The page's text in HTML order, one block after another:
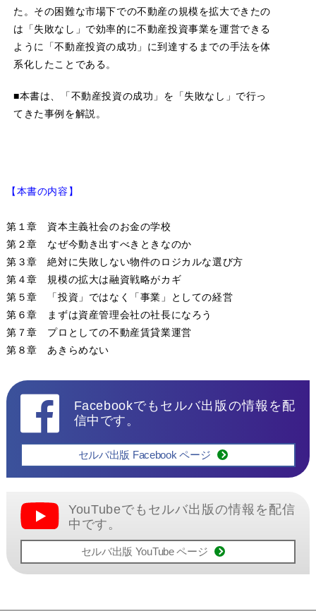
た。その困難な市場下での不動産の規模を拡大できたの
は「失敗なし」で効率的に不動産投資事業を運営できる
ように「不動産投資の成功」に到達するまでの手法を体
系化したことである。
■本書は、「不動産投資の成功」を「失敗なし」で行っ
てきた事例を解説。
【本書の内容】
第１章 資本主義社会のお金の学校
第２章 なぜ今動き出すべきときなのか
第３章 絶対に失敗しない物件のロジカルな選び方
第４章 規模の拡大は融資戦略がカギ
第５章 「投資」ではなく「事業」としての経営
第６章 まずは資産管理会社の社長になろう
第７章 プロとしての不動産賃貸業運営
第８章 あきらめない
Facebookでもセルバ出版の情報を配
信中です。
セルバ出版 Facebook ページ
YouTubeでもセルバ出版の情報を配信
中です。
セルバ出版 YouTube ページ